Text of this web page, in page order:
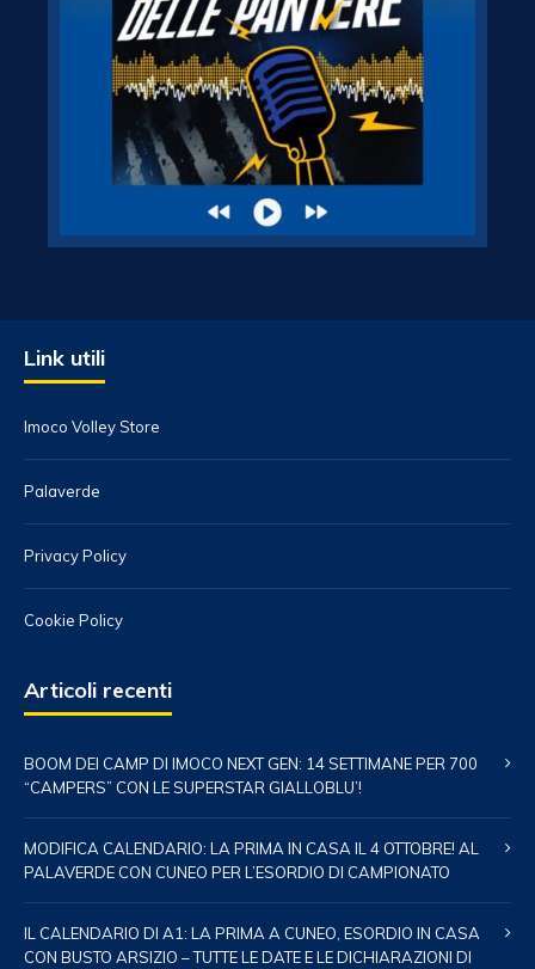
Link utili
Imoco Volley Store
Palaverde
Privacy Policy
Cookie Policy
Articoli recenti
BOOM DEI CAMP DI IMOCO NEXT GEN: 14 SETTIMANE PER 700
“CAMPERS” CON LE SUPERSTAR GIALLOBLU’!
MODIFICA CALENDARIO: LA PRIMA IN CASA IL 4 OTTOBRE! AL
PALAVERDE CON CUNEO PER L’ESORDIO DI CAMPIONATO
IL CALENDARIO DI A1: LA PRIMA A CUNEO, ESORDIO IN CASA
CON BUSTO ARSIZIO – TUTTE LE DATE E LE DICHIARAZIONI DI